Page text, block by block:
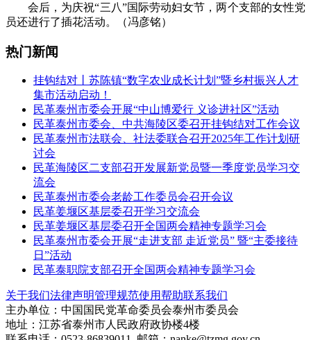
会后，为庆祝“三八”国际劳动妇女节，两个支部的女性党
员还进行了插花活动。（冯彦铭）
热门新闻
挂钩结对丨苏陈镇“数字农业成长计划”暨乡村振兴人才
集市活动启动！
民革泰州市委会开展“中山博爱行 义诊进社区”活动
民革泰州市委会、中共海陵区委召开挂钩结对工作会议
民革泰州市法联会、社法委联合召开2025年工作计划研
讨会
民革海陵区二支部召开发展新党员暨一季度党员学习交
流会
民革泰州市委会老龄工作委员会召开会议
民革姜堰区基层委召开学习交流会
民革姜堰区基层委召开全国两会精神专题学习会
民革泰州市委会开展“走进支部 走近党员” 暨“主委接待
日”活动
民革泰职院支部召开全国两会精神专题学习会
关于我们法律声明管理规范使用帮助联系我们
主办单位：中国国民党革命委员会泰州市委员会
地址：江苏省泰州市人民政府政协楼4楼